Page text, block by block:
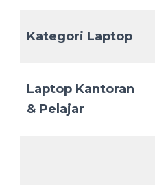
Kategori Laptop
Laptop Kantoran
& Pelajar